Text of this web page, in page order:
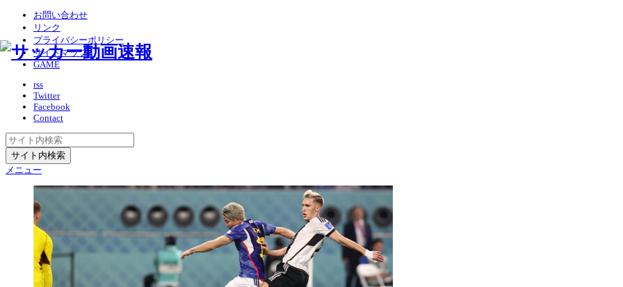
お問い合わせ
リンク
プライバシーポリシー
サイトマップ
GAME
rss
Twitter
Facebook
Contact
メニュー